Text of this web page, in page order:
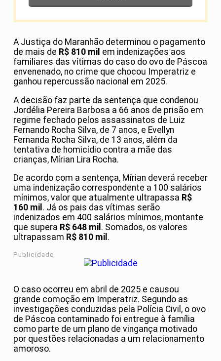
A Justiça do Maranhão determinou o pagamento
de mais de R$ 810 mil em indenizações aos
familiares das vítimas do caso do ovo de Páscoa
envenenado, no crime que chocou Imperatriz e
ganhou repercussão nacional em 2025.
A decisão faz parte da sentença que condenou
Jordélia Pereira Barbosa a 66 anos de prisão em
regime fechado pelos assassinatos de Luiz
Fernando Rocha Silva, de 7 anos, e Evellyn
Fernanda Rocha Silva, de 13 anos, além da
tentativa de homicídio contra a mãe das
crianças, Mírian Lira Rocha.
De acordo com a sentença, Mírian deverá receber
uma indenização correspondente a 100 salários
mínimos, valor que atualmente ultrapassa R$
160 mil . Já os pais das vítimas serão
indenizados em 400 salários mínimos, montante
que supera R$ 648 mil . Somados, os valores
ultrapassam R$ 810 mil .
Publicidade
O caso ocorreu em abril de 2025 e causou
grande comoção em Imperatriz. Segundo as
investigações conduzidas pela Polícia Civil, o ovo
de Páscoa contaminado foi entregue à família
como parte de um plano de vingança motivado
por questões relacionadas a um relacionamento
amoroso.